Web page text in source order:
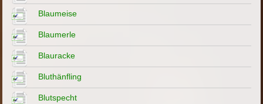
Blaumeise
Blaumerle
Blauracke
Bluthänfling
Blutspecht